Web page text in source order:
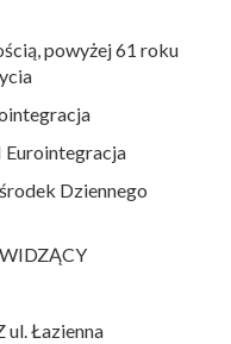
powyżej 61 roku
Eurointegracja
Dziennego
Łazienna